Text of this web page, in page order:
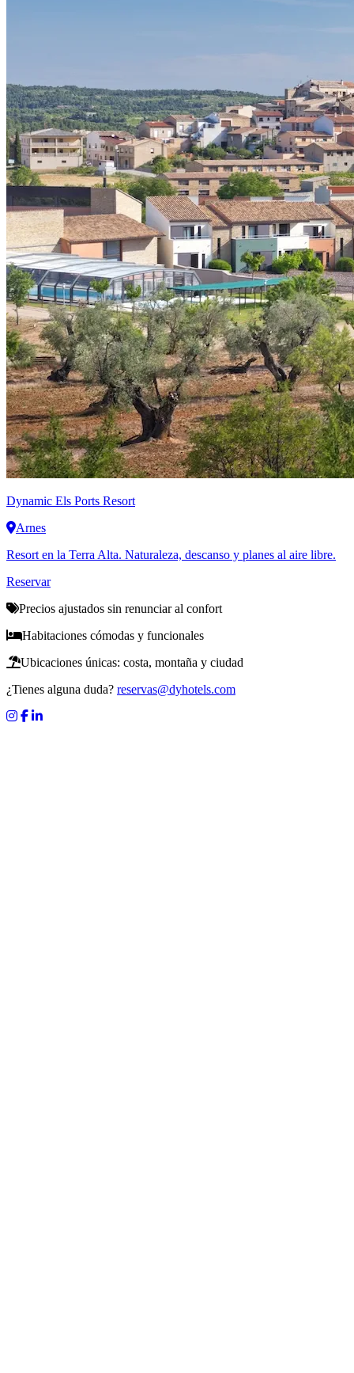
Dynamic Els Ports Resort
Arnes
Resort en la Terra Alta. Naturaleza, descanso y planes al aire libre.
Reservar
Precios ajustados sin renunciar al confort
Habitaciones cómodas y funcionales
Ubicaciones únicas: costa, montaña y ciudad
¿Tienes alguna duda? reservas@dyhotels.com